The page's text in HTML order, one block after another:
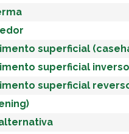
superficial
superficial inverso
superficial